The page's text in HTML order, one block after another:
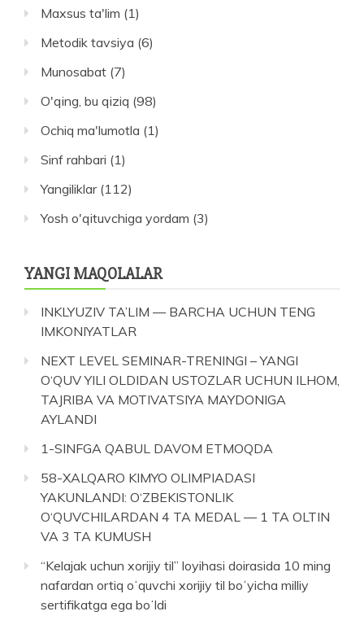
Maxsus ta'lim (1)
Metodik tavsiya (6)
Munosabat (7)
O'qing, bu qiziq (98)
Ochiq ma'lumotla (1)
Sinf rahbari (1)
Yangiliklar(112)
Yosh o'qituvchiga yordam (3)
YANGI MAQOLALAR
INKLYUZIV TA’LIM — BARCHA UCHUN TENG
IMKONIYATLAR
NEXT LEVEL SEMINAR-TRENINGI – YANGI
O‘QUV YILI OLDIDAN USTOZLAR UCHUN ILHOM,
TAJRIBA VA MOTIVATSIYA MAYDONIGA
AYLANDI
1-SINFGA QABUL DAVOM ETMOQDA
58-XALQARO KIMYO OLIMPIADASI
YAKUNLANDI: O‘ZBEKISTONLIK
O‘QUVCHILARDAN 4 TA MEDAL — 1 TA OLTIN
VA 3 TA KUMUSH
“Kelajak uchun xorijiy til” loyihasi doirasida 10 ming
nafardan ortiq oʻquvchi xorijiy til boʻyicha milliy
sertifikatga ega boʻldi